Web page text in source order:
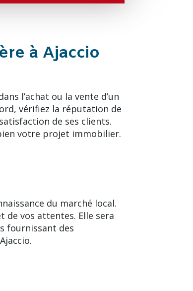
à Ajaccio
l’achat ou la vente d’un
vérifiez la réputation de
de ses clients.
votre projet immobilier.
du marché local.
de vos attentes. Elle sera
fournissant des